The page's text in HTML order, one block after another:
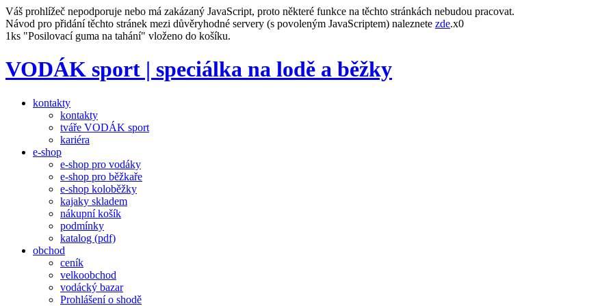
Váš prohlížeč nepodporuje nebo má zakázaný JavaScript, proto některé funkce na těchto stránkách nebudou pracovat.
Návod pro přidání těchto stránek mezi důvěryhodné servery (s povoleným JavaScriptem) naleznete zde.x0
1ks "Posilovací guma na tahání" vloženo do košíku.
VODÁK sport | speciálka na lodě a běžky
kontakty
kontakty
tváře VODÁK sport
kariéra
e-shop
e-shop pro vodáky
e-shop pro běžkaře
e-shop koloběžky
kajaky skladem
nákupní košík
podmínky
katalog (pdf)
obchod
ceník
velkoobchod
vodácký bazar
Prohlášení o shodě